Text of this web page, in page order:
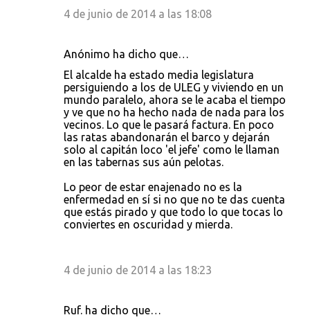
4 de junio de 2014 a las 18:08
Anónimo ha dicho que…
El alcalde ha estado media legislatura
persiguiendo a los de ULEG y viviendo en un
mundo paralelo, ahora se le acaba el tiempo
y ve que no ha hecho nada de nada para los
vecinos. Lo que le pasará factura. En poco
las ratas abandonarán el barco y dejarán
solo al capitán loco 'el jefe' como le llaman
en las tabernas sus aún pelotas.
Lo peor de estar enajenado no es la
enfermedad en sí si no que no te das cuenta
que estás pirado y que todo lo que tocas lo
conviertes en oscuridad y mierda.
4 de junio de 2014 a las 18:23
Ruf. ha dicho que…